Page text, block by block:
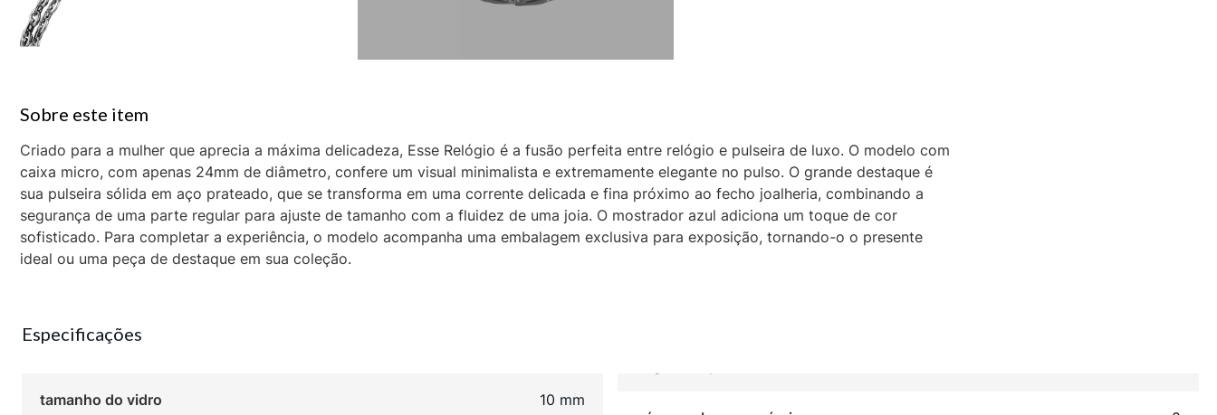
Criado para a mulher que aprecia a máxima delicadeza, Esse Relógio é a fusão perfeita entre relógio e pulseira de luxo. O modelo com
caixa micro, com apenas 24mm de diâmetro, confere um visual minimalista e extremamente elegante no pulso. O grande destaque é
sua pulseira sólida em aço prateado, que se transforma em uma corrente delicada e fina próximo ao fecho joalheria, combinando a
segurança de uma parte regular para ajuste de tamanho com a fluidez de uma joia. O mostrador azul adiciona um toque de cor
sofisticado. Para completar a experiência, o modelo acompanha uma embalagem exclusiva para exposição, tornando-o o presente
ideal ou uma peça de destaque em sua coleção.
Especificações
tamanho do vidro 10 mm